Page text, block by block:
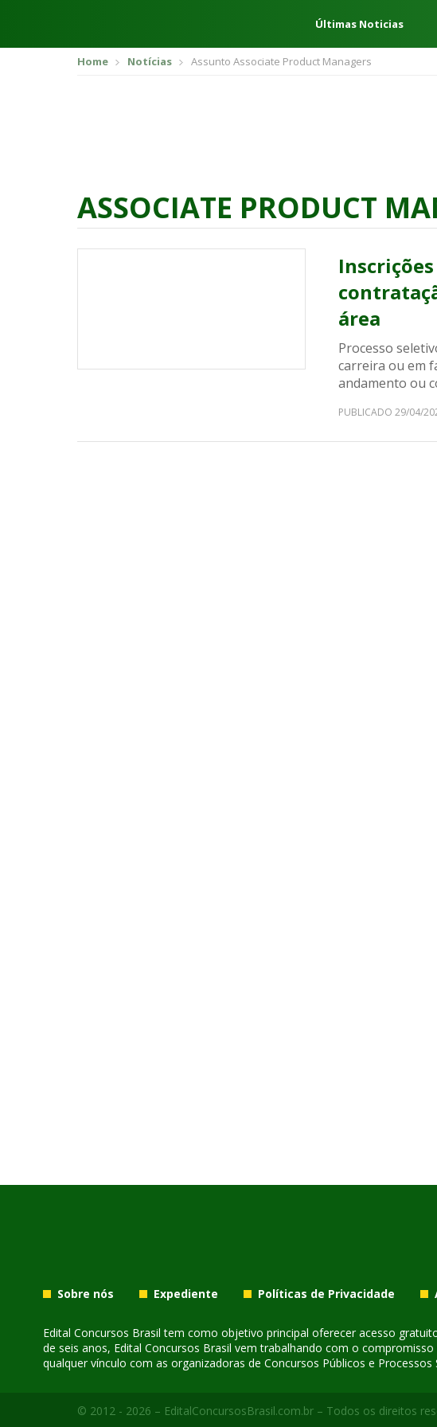
Últimas Noticias
Home Notícias Assunto Associate Product Managers
ASSOCIATE PRODUCT
área
Processo
carreira ou em
andamento ou
PUBLICADO 29/04/
Sobre nós Expediente Políticas de Privacidade
Edital Concursos Brasil tem como objetivo principal oferecer acesso
de seis anos, Edital Concursos Brasil vem trabalhando com o
qualquer vínculo com as organizadoras de Concursos Públicos e Processos
© 2012 - 2026 – EditalConcursosBrasil.com.br – Todos os direitos